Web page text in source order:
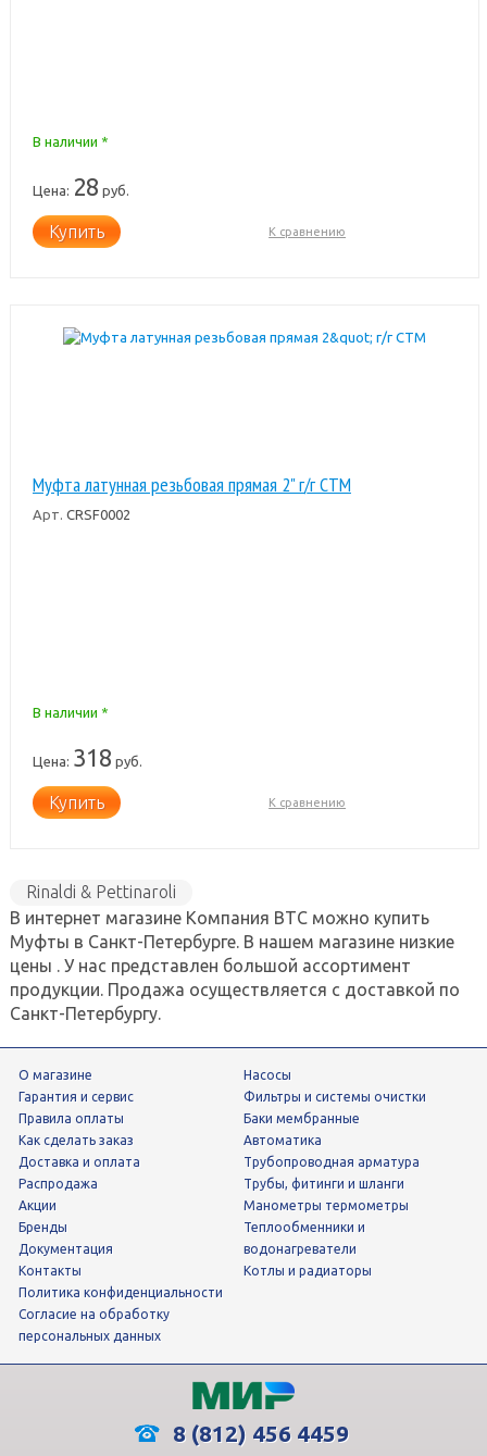
В наличии *
Цена: 28 руб.
Купить К сравнению
Муфта латунная резьбовая прямая 2" г/г CTM
Арт. CRSF0002
В наличии *
Цена: 318 руб.
Купить К сравнению
Rinaldi & Pettinaroli
В интернет магазине Компания ВТС можно купить
Муфты в Санкт-Петербурге. В нашем магазине низкие
цены . У нас представлен большой ассортимент
продукции. Продажа осуществляется с доставкой по
Санкт-Петербургу.
О магазине
Гарантия и сервис
Правила оплаты
Как сделать заказ
Доставка и оплата
Распродажа
Акции
Бренды
Документация
Контакты
Насосы
фильтры и системы очистки
Баки мембранные
Автоматика
трубопроводная арматура
трубы, фитинги и шланги
манометры термометры
теплообменники и
водонагреватели
Котлы и радиаторы
Политика конфиденциальности
Согласие на обработку
персональных данных
8 (812) 456 4459